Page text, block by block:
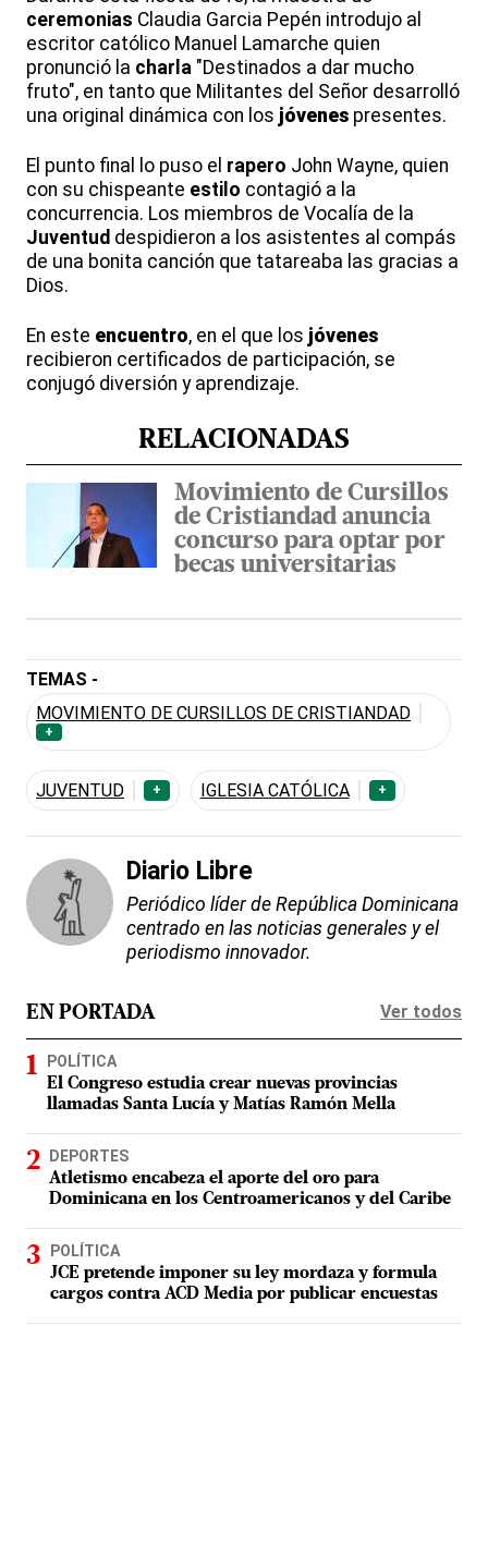
ceremonias Claudia Garcia Pepén introdujo al
escritor católico Manuel Lamarche quien
pronunció la charla "Destinados a dar mucho
fruto", en tanto que Militantes del Señor desarrolló
una original dinámica con los jóvenes presentes.
El punto final lo puso el rapero John Wayne, quien
con su chispeante estilo contagió a la
concurrencia. Los miembros de Vocalía de la
Juventud despidieron a los asistentes al compás
de una bonita canción que tatareaba las gracias a
Dios.
En este encuentro, en el que los jóvenes
recibieron certificados de participación, se
conjugó diversión y aprendizaje.
RELACIONADAS
Movimiento de Cursillos
de Cristiandad anuncia
concurso para optar por
becas universitarias
TEMAS -
MOVIMIENTO DE CURSILLOS DE CRISTIANDAD
+
JUVENTUD + IGLESIA CATÓLICA +
Diario Libre
Periódico líder de República Dominicana
centrado en las noticias generales y el
periodismo innovador.
EN PORTADA Ver todos
POLÍTICA
El Congreso estudia crear nuevas provincias
llamadas Santa Lucía y Matías Ramón Mella
DEPORTES
Atletismo encabeza el aporte del oro para
Dominicana en los Centroamericanos y del Caribe
POLÍTICA
JCE pretende imponer su ley mordaza y formula
cargos contra ACD Media por publicar encuestas